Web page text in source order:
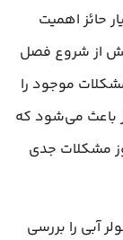
حائز اهمیت
از شروع فصل
موجود را
باعث می‌شود که
مشکلات جدی
آبی را بررسی